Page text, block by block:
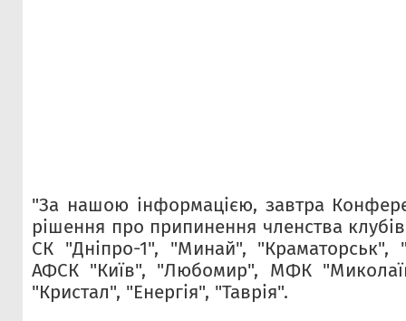
"За нашою інформацією, завтра
рішення про припинення членства
СК "Дніпро-1", "Минай", "Краматорськ",
АФСК "Київ", "Любомир", МФК
"Кристал", "Енергія", "Таврія".